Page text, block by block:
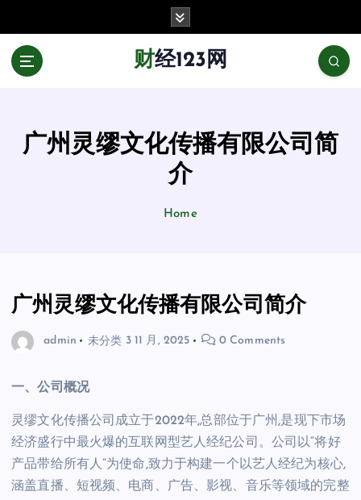
财经123网
广州灵缪文化传播有限公司简
介
Home
广州灵缪文化传播有限公司简介
admin 未分类 3 11 月, 2025 0 Comments
一、公司概况
灵缪文化传播公司成立于2022年,总部位于广州,是现下市场
经济盛行中最火爆的互联网型艺人经纪公司。公司以“将好
产品带给所有人”为使命,致力于构建一个以艺人经纪为核心,
涵盖直播、短视频、电商、广告、影视、音乐等领域的完整